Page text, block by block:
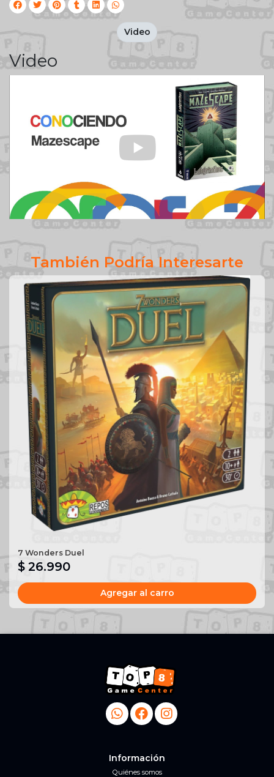
Video
Video
También Podría Interesarte
7 Wonders Duel
$ 26.990
Agregar al carro
Información
Quiénes somos